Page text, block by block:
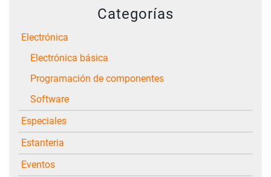
Categorías
Electrónica
Electrónica básica
Programación de componentes
Software
Especiales
Estanteria
Eventos